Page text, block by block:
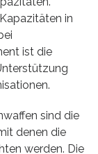
in
ist die
sind die
denen die
werden. Die